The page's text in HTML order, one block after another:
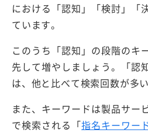
における「認知」「検討」「
ています。
このうち「認知」の段階のキ
先して増やしましょう。「認
は、他と比べて検索回数が多
また、キーワードは製品サー
で検索される「指名キーワー